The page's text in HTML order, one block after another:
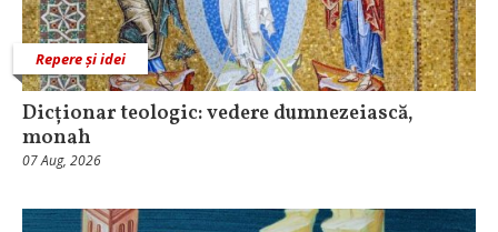
Repere și idei
Dicționar teologic: vedere dumnezeiască,
monah
07 Aug, 2026